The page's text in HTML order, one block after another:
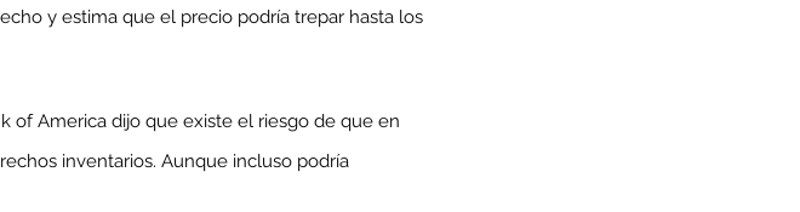
y estima que el precio podría trepar hasta los
of America dijo que existe el riesgo de que en
inventarios. Aunque incluso podría